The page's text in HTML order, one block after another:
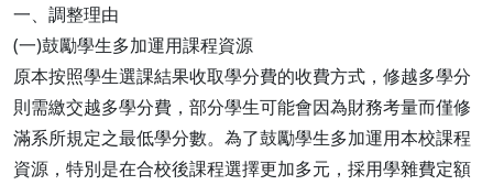
一、調整理由
(一)鼓勵學生多加運用課程資源
原本按照學生選課結果收取學分費的收費方式，修越多學分
則需繳交越多學分費，部分學生可能會因為財務考量而僅修
滿系所規定之最低學分數。為了鼓勵學生多加運用本校課程
資源，特別是在合校後課程選擇更加多元，採用學雜費定額